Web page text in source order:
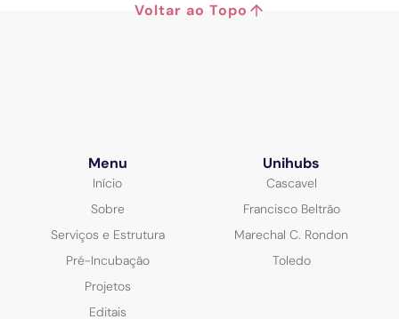
Voltar ao Topo
Menu
Início
Sobre
Serviços e Estrutura
Pré-Incubação
Projetos
Editais
Unihubs
Cascavel
Francisco Beltrão
Marechal C. Rondon
Toledo